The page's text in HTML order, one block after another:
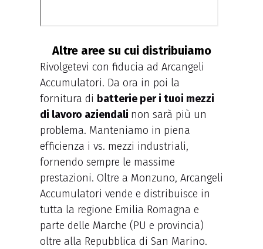
Altre aree su cui distribuiamo
Rivolgetevi con fiducia ad Arcangeli
Accumulatori. Da ora in poi la
fornitura di batterie per i tuoi mezzi
di lavoro aziendali non sarà più un
problema. Manteniamo in piena
efficienza i vs. mezzi industriali,
fornendo sempre le massime
prestazioni. Oltre a Monzuno, Arcangeli
Accumulatori vende e distribuisce in
tutta la regione Emilia Romagna e
parte delle Marche (PU e provincia)
oltre alla Repubblica di San Marino.